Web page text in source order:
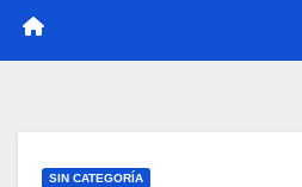
SIN CATEGORÍA